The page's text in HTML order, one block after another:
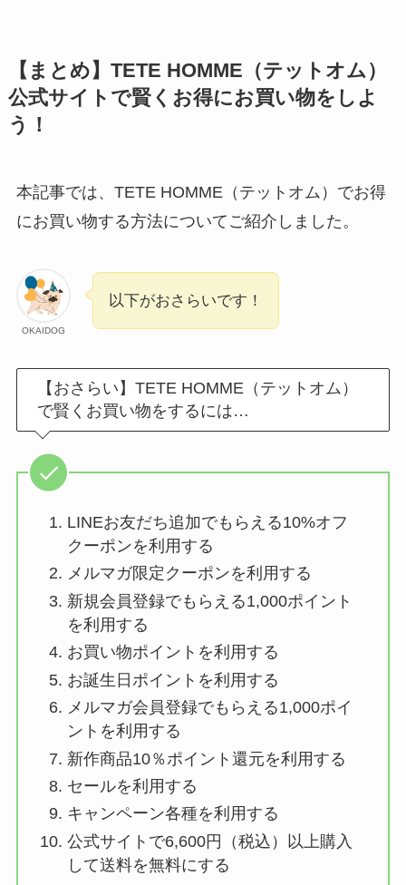
【まとめ】TETE HOMME（テットオム）
公式サイトで賢くお得にお買い物をしよ
う！
本記事では、TETE HOMME（テットオム）でお得
にお買い物する方法についてご紹介しました。
OKAIDOG
以下がおさらいです！
【おさらい】TETE HOMME（テットオム）
で賢くお買い物をするには…
LINEお友だち追加でもらえる10%オフ
クーポンを利用する
メルマガ限定クーポンを利用する
新規会員登録でもらえる1,000ポイント
を利用する
お買い物ポイントを利用する
お誕生日ポイントを利用する
メルマガ会員登録でもらえる1,000ポイ
ントを利用する
新作商品10％ポイント還元を利用する
セールを利用する
キャンペーン各種を利用する
公式サイトで6,600円（税込）以上購入
して送料を無料にする